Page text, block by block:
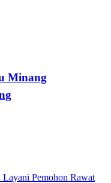
Minang
Pemohon Rawat